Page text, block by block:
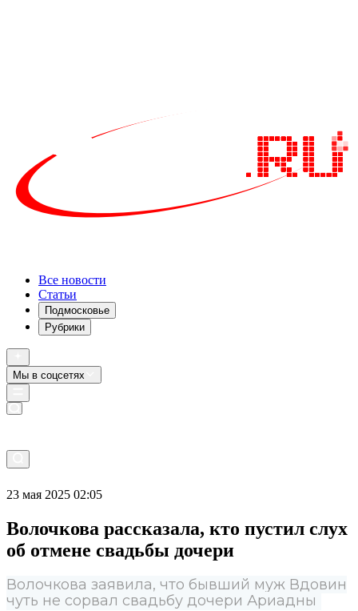
Все новости
Статьи
Подмосковье
Рубрики
Мы в соцсетях
23 мая 2025 02:05
Волочкова рассказала, кто пустил слух
об отмене свадьбы дочери
Волочкова заявила, что бывший муж Вдовин
чуть не сорвал свадьбу дочери Ариадны